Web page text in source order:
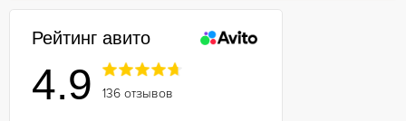
Рейтинг авито
4.9 136 отзывов